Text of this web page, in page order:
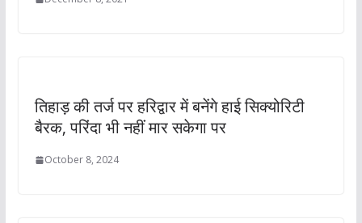
तिहाड़ की तर्ज पर हरिद्वार में बनेंगे हाई सिक्योरिटी
बैरक, परिंदा भी नहीं मार सकेगा पर
October 8, 2024